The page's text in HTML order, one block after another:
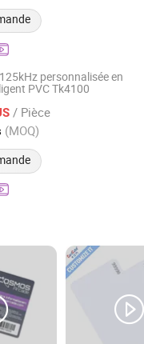
personnalisée en
PVC Tk4100
/ Pièce
(MOQ)